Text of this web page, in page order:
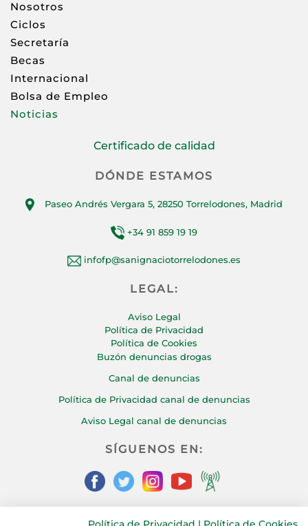
Nosotros
Ciclos
Secretaría
Becas
Internacional
Bolsa de Empleo
Noticias
Certificado de calidad
DÓNDE ESTAMOS
Paseo Andrés Vergara 5, 28250 Torrelodones, Madrid
+34 91 859 19 19
infofp@sanignaciotorrelodones.es
LEGAL:
Aviso Legal
Política de Privacidad
Política de Cookies
Buzón denuncias drogas
Canal de denuncias
Política de Privacidad canal de denuncias
Aviso Legal canal de denuncias
SÍGUENOS EN: